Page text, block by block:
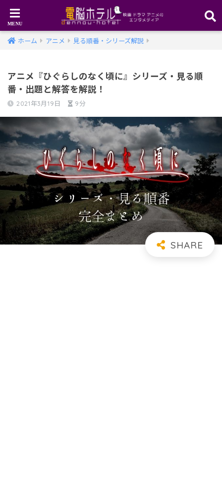
ホーム アニメ 見る順番・シリーズ解説
アニメ『ひぐらしのなく頃に』シリーズ・見る順
番・出題と解答を解説！
2021年3月19日 9分